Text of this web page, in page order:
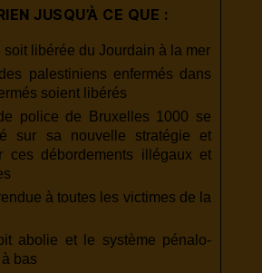
JUSQU’À CE QUE :
soit libérée du Jourdain à la mer
palestiniens enfermés dans
soient libérés
police de Bruxelles 1000 se
sur sa nouvelle stratégie et
ces débordements illégaux et
à toutes les victimes de la
abolie et le système pénalo-
bas